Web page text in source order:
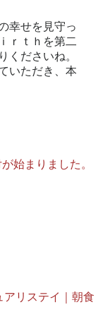
幸せを見守っ
ｒｔｈを第二
くださいね。
いただき、本
始まりました。
アリステイ｜朝食